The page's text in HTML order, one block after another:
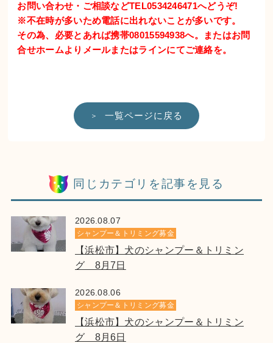
お問い合わせ・ご相談などTEL0534246471へどうぞ!
※不在時が多いため電話に出れないことが多いです。
その為、必要とあれば携帯08015594938へ。またはお問
合せホームよりメールまたはラインにてご連絡を。
一覧ページに戻る
同じカテゴリを記事を見る
2026.08.07
シャンプー＆トリミング募金
【浜松市】犬のシャンプー＆トリミン
グ 8月7日
2026.08.06
シャンプー＆トリミング募金
【浜松市】犬のシャンプー＆トリミン
グ 8月6日